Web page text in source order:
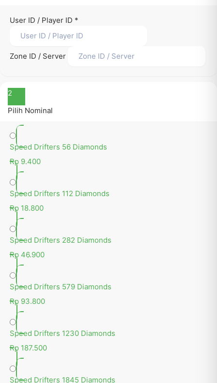
User ID / Player ID *
Zone ID / Server
2
Pilih Nominal
Speed Drifters 56 Diamonds
Rp 9.400
Speed Drifters 112 Diamonds
Rp 18.800
Speed Drifters 282 Diamonds
Rp 46.900
Speed Drifters 579 Diamonds
Rp 93.800
Speed Drifters 1230 Diamonds
Rp 187.500
Speed Drifters 1845 Diamonds